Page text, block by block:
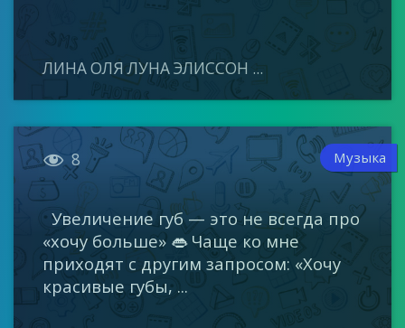
ЛИНА ОЛЯ ЛУНА ЭЛИССОН ...
 8 Музыка
Увеличение губ — это не всегда про
«хочу больше» 👄 Чаще ко мне
приходят с другим запросом: «Хочу
красивые губы, ...